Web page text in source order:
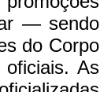
— sendo
do Corpo
As